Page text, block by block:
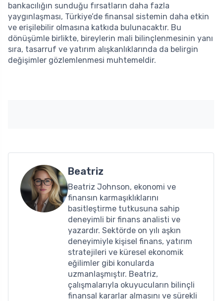
bankacılığın sunduğu fırsatların daha fazla
yaygınlaşması, Türkiye’de finansal sistemin daha etkin
ve erişilebilir olmasına katkıda bulunacaktır. Bu
dönüşümle birlikte, bireylerin mali bilinçlenmesinin yanı
sıra, tasarruf ve yatırım alışkanlıklarında da belirgin
değişimler gözlemlenmesi muhtemeldir.
Beatriz
Beatriz Johnson, ekonomi ve
finansın karmaşıklıklarını
basitleştirme tutkusuna sahip
deneyimli bir finans analisti ve
yazardır. Sektörde on yılı aşkın
deneyimiyle kişisel finans, yatırım
stratejileri ve küresel ekonomik
eğilimler gibi konularda
uzmanlaşmıştır. Beatriz,
çalışmalarıyla okuyucuların bilinçli
finansal kararlar almasını ve sürekli